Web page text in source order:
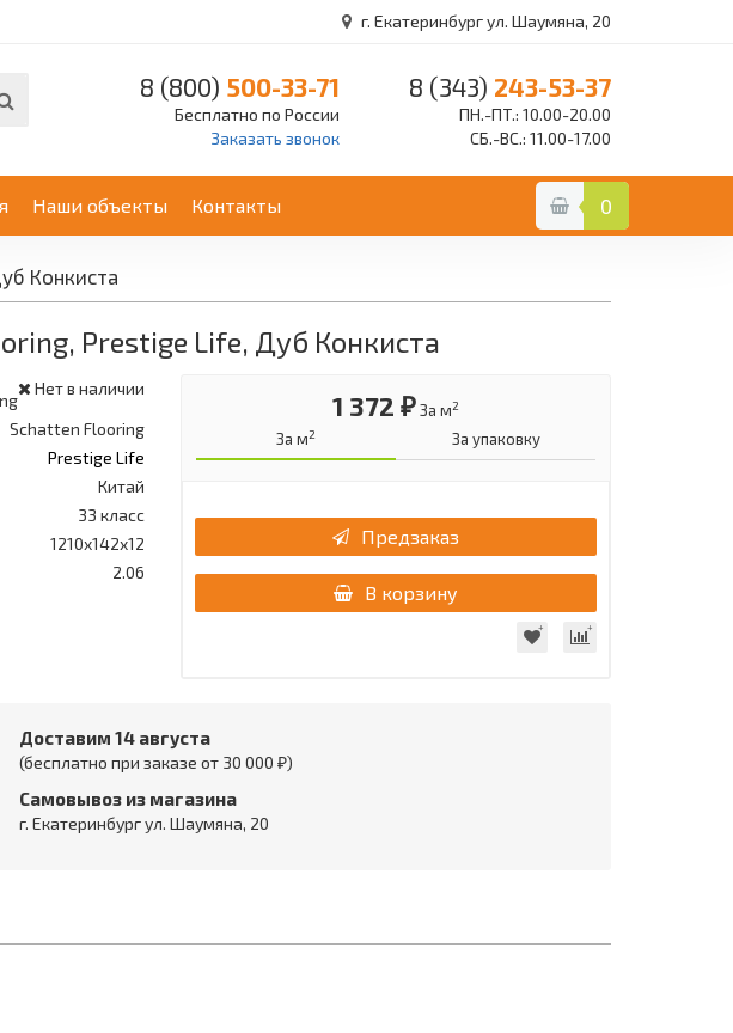
г. Екатеринбург ул. Шаумяна, 20
8 (800) 500-33-71
Бесплатно по России
Заказать звонок
8 (343) 243-53-37
ПН.-ПТ.: 10.00-20.00
СБ.-ВС.: 11.00-17.00
Наши объекты Контакты 0
Конкиста
Prestige Life, Дуб Конкиста
Нет в наличии
Schatten Flooring
Prestige Life
Китай
33 класс
1210x142x12
2.06
1 372 ₽За м2
За м2 За упаковку
Предзаказ
В корзину
Доставим 14 августа
(бесплатно при заказе от 30 000 ₽)
Самовывоз из магазина
г. Екатеринбург ул. Шаумяна, 20